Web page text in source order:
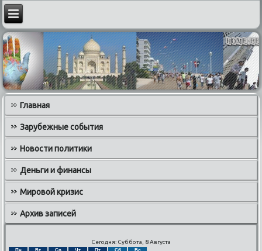
Главная
Зарубежные события
Новости политики
Деньги и финансы
Мировой кризис
Архив записей
Сегодня: Суббота, 8 Августа